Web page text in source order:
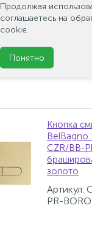
Кнопка
BB021-
Кнопка
BelBagno
CZR/BB-
золото
Артикул:
PR-BORO
Продолжая
соглашаетесь на
cookie.
Понятно